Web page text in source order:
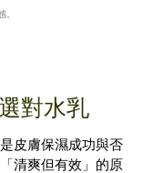
。
對水乳
皮膚保濕成功與否
清爽但有效」的原